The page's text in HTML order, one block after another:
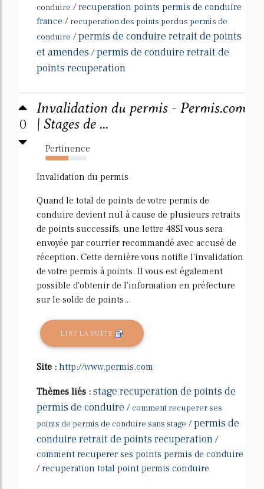
conduire /recuperation points permis de conduire
france / recuperation des points perdus permis de
conduire /permis de conduire retrait de points
et amendes /permis de conduire retrait de
points recuperation
0
Invalidation du permis - Permis.com
| Stages de ...
Pertinence
56%
Invalidation du permis
Quand le total de points de votre permis de
conduire devient nul à cause de plusieurs retraits
de points successifs, une lettre 48SI vous sera
envoyée par courrier recommandé avec accusé de
réception. Cette dernière vous notifie l'invalidation
de votre permis à points. Il vous est également
possible d'obtenir de l'information en préfecture
sur le solde de points...
LIRE LA SUITE
Site : http://www.permis.com
Thèmes liés : stage recuperation de points de
permis de conduire / comment recuperer ses
points de permis de conduire sans stage /permis de
conduire retrait de points recuperation /
comment recuperer ses points permis de conduire
/recuperation total point permis conduire